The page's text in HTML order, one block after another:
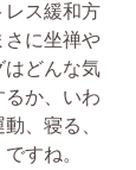
レス緩和方
さに坐禅や
はどんな気
か、いわ
、寝る、
すね。